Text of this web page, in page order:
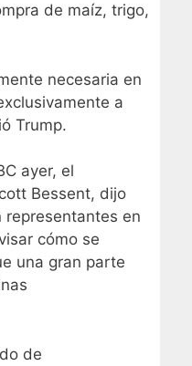
de maíz, trigo,
necesaria en
a
Trump.
ayer, el
Bessent, dijo
representantes en
cómo se
una gran parte
de